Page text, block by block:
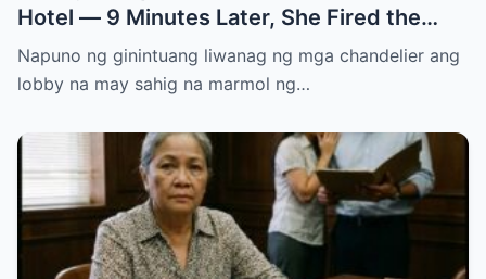
Hotel — 9 Minutes Later, She Fired the
Entire Staff…..
Napuno ng ginintuang liwanag ng mga chandelier ang
lobby na may sahig na marmol ng…